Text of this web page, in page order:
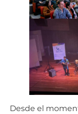
Desde el